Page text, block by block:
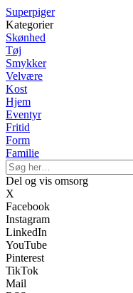
Superpiger
Kategorier
Skønhed
Tøj
Smykker
Velvære
Kost
Hjem
Eventyr
Fritid
Form
Familie
Del og vis omsorg
X
Facebook
Instagram
LinkedIn
YouTube
Pinterest
TikTok
Mail